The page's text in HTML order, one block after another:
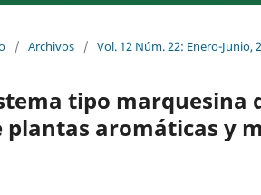
/ Archivos / Vol. 12 Núm. 22: Enero-Junio,
tipo marquesina
plantas aromáticas y